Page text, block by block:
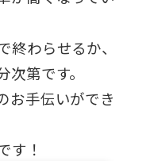
終わらせるか、
第です。
お手伝いができ
す！